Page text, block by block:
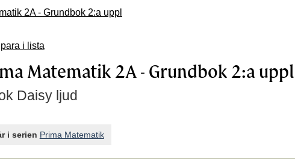
2A - Grundbok 2:a uppl
i lista
Matematik 2A - Grundbok 2:a uppl
Daisy ljud
i serien Prima Matematik